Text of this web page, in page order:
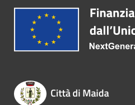
Città di Maida